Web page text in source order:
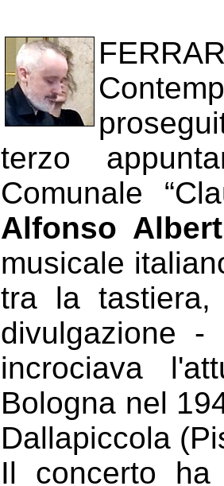
terzo
Comunale
Alfonso
musicale
tra la
divulgazione
incrociava
Bologna nel
Dallapiccola
Il concerto ha